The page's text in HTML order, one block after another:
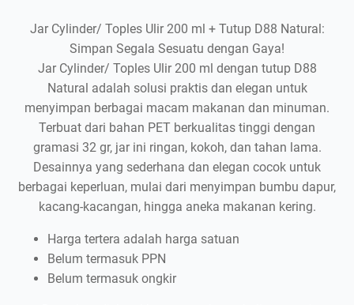
Jar Cylinder/ Toples Ulir 200 ml + Tutup D88 Natural:
Simpan Segala Sesuatu dengan Gaya!
Jar Cylinder/ Toples Ulir 200 ml dengan tutup D88
Natural adalah solusi praktis dan elegan untuk
menyimpan berbagai macam makanan dan minuman.
Terbuat dari bahan PET berkualitas tinggi dengan
gramasi 32 gr, jar ini ringan, kokoh, dan tahan lama.
Desainnya yang sederhana dan elegan cocok untuk
berbagai keperluan, mulai dari menyimpan bumbu dapur,
kacang-kacangan, hingga aneka makanan kering.
Harga tertera adalah harga satuan
Belum termasuk PPN
Belum termasuk ongkir